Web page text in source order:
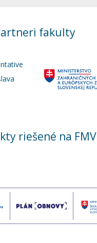
fakulty
riešené na FMV